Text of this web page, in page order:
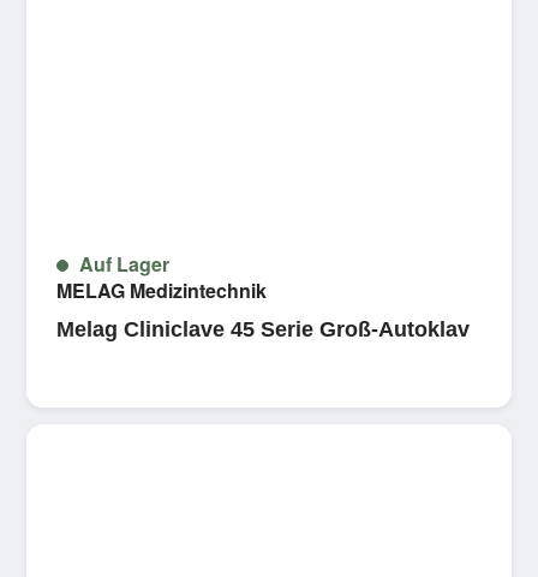
Auf Lager
MELAG Medizintechnik
Melag Cliniclave 45 Serie Groß-Autoklav